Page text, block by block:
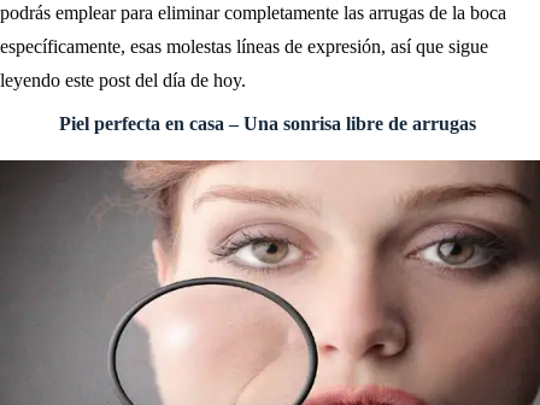
podrás emplear para eliminar completamente las arrugas de la boca
específicamente, esas molestas líneas de expresión, así que sigue
leyendo este post del día de hoy.
Piel perfecta en casa – Una sonrisa libre de arrugas